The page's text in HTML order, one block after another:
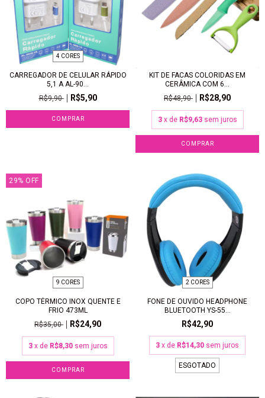
4 CORES
CARREGADOR DE CELULAR RÁPIDO
5,1 A AL-90...
R$9,90
R$5,90
COMPRAR
KIT DE FACAS COLORIDAS EM
CERÂMICA COM 6...
R$48,90
R$28,90
3 x de R$9,63 sem juros
29% OFF
9 CORES
COPO TÉRMICO INOX QUENTE E
FRIO 473ML
R$35,00
R$24,90
3 x de R$8,30 sem juros
COMPRAR
2 CORES
FONE DE OUVIDO HEADPHONE
BLUETOOTH YS-55...
R$42,90
3 x de R$14,30 sem juros
ESGOTADO